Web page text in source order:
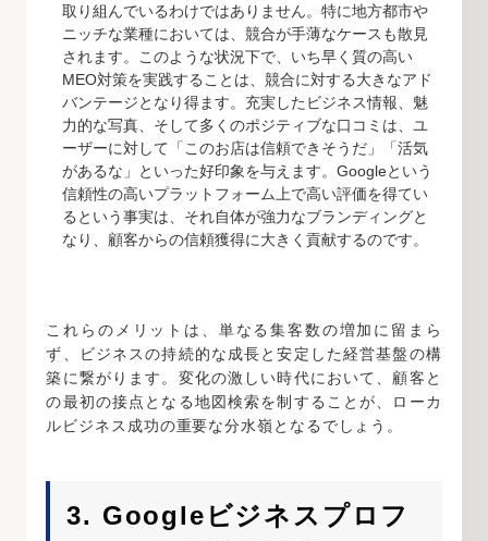
取り組んでいるわけではありません。特に地方都市や
ニッチな業種においては、競合が手薄なケースも散見
されます。このような状況下で、いち早く質の高い
MEO対策を実践することは、競合に対する大きなアド
バンテージとなり得ます。充実したビジネス情報、魅
力的な写真、そして多くのポジティブな口コミは、ユ
ーザーに対して「このお店は信頼できそうだ」「活気
があるな」といった好印象を与えます。Googleという
信頼性の高いプラットフォーム上で高い評価を得てい
るという事実は、それ自体が強力なブランディングと
なり、顧客からの信頼獲得に大きく貢献するのです。
これらのメリットは、単なる集客数の増加に留まら
ず、ビジネスの持続的な成長と安定した経営基盤の構
築に繋がります。変化の激しい時代において、顧客と
の最初の接点となる地図検索を制することが、ローカ
ルビジネス成功の重要な分水嶺となるでしょう。
3. Googleビジネスプロフ